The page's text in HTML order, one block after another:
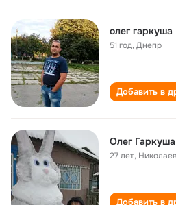
олег гаркуша
51 год,Днепр
Добавить в
Олег Гаркуша
27 лет, Николаев
Добавить в